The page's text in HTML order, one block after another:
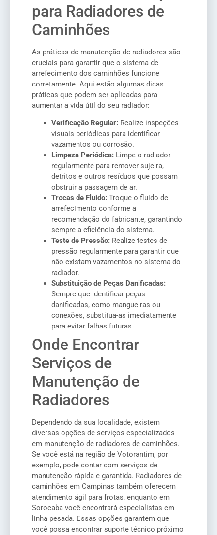
para Radiadores de
Caminhões
As práticas de manutenção de radiadores são
cruciais para garantir que o sistema de
arrefecimento dos caminhões funcione
corretamente. Aqui estão algumas dicas
práticas que podem ser aplicadas para
aumentar a vida útil do seu radiador:
Verificação Regular: Realize inspeções
visuais periódicas para identificar
vazamentos ou corrosão.
Limpeza Periódica: Limpe o radiador
regularmente para remover sujeira,
detritos e outros resíduos que possam
obstruir a passagem de ar.
Trocas de Fluido: Troque o fluido de
arrefecimento conforme a
recomendação do fabricante, garantindo
sempre a eficiência do sistema.
Teste de Pressão: Realize testes de
pressão regularmente para garantir que
não existam vazamentos no sistema do
radiador.
Substituição de Peças Danificadas:
Sempre que identificar peças
danificadas, como mangueiras ou
conexões, substitua-as imediatamente
para evitar falhas futuras.
Onde Encontrar
Serviços de
Manutenção de
Radiadores
Dependendo da sua localidade, existem
diversas opções de serviços especializados
em manutenção de radiadores de caminhões.
Se você está na região de Votorantim, por
exemplo, pode contar com serviços de
manutenção rápida e garantida. Radiadores de
caminhões em Campinas também oferecem
atendimento ágil para frotas, enquanto em
Sorocaba você encontrará especialistas em
linha pesada. Essas opções garantem que
você possa encontrar suporte técnico próximo